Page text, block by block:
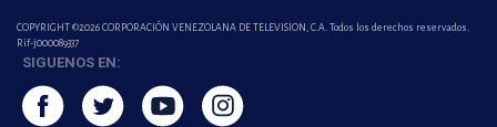
COPYRIGHT ©2026 CORPORACIÓN VENEZOLANA DE TELEVISION, C.A. Todos los derechos reservados.
Rif-j000089337
SIGUENOS EN: